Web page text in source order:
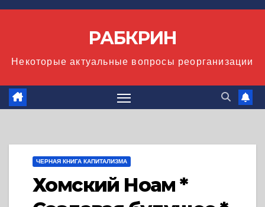
Перейти
РАБКРИН
Некоторые актуальные вопросы реорганизации
ЧЕРНАЯ КНИГА КАПИТАЛИЗМА
Хомский Ноам *